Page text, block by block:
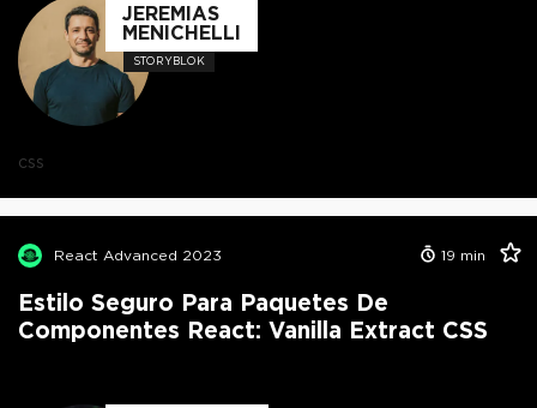
JEREMIAS
MENICHELLI
STORYBLOK
css
React Advanced 2023 19 min
Estilo Seguro Para Paquetes De
Componentes React: Vanilla Extract CSS